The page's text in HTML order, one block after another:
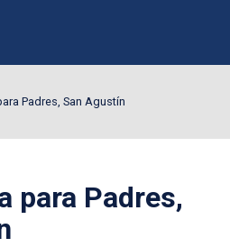
Padres, San Agustín
para Padres,